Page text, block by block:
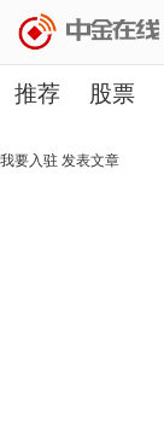
推荐 股票
理财 行业
我要入驻 发表文章